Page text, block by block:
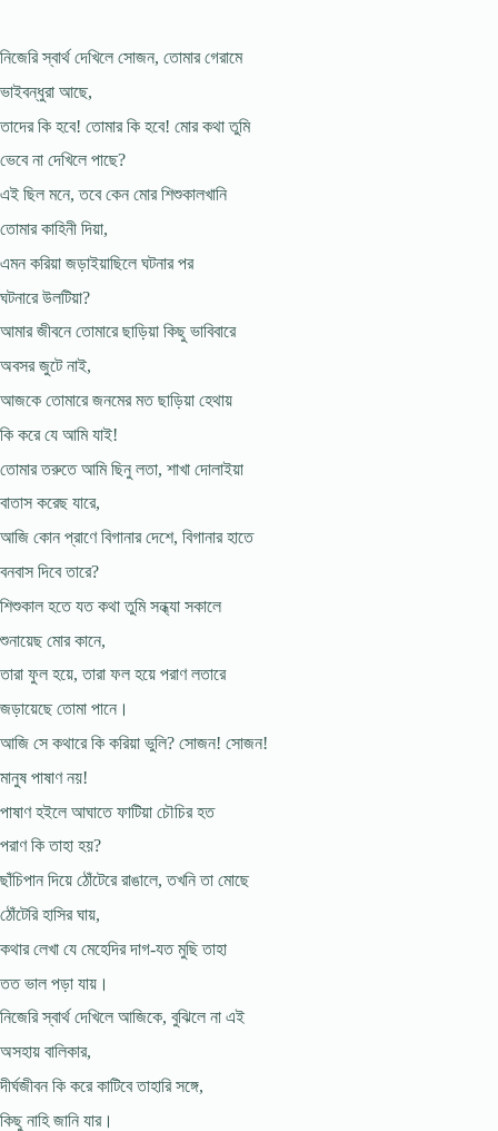
নিজেরি স্বার্থ দেখিলে সোজন, তোমার গেরামে
ভাইবন্ধুরা আছে,
তাদের কি হবে! তোমার কি হবে! মোর কথা তুমি
ভেবে না দেখিলে পাছে?
এই ছিল মনে, তবে কেন মোর শিশুকালখানি
তোমার কাহিনী দিয়া,
এমন করিয়া জড়াইয়াছিলে ঘটনার পর
ঘটনারে উলটিয়া?
আমার জীবনে তোমারে ছাড়িয়া কিছু ভাবিবারে
অবসর জুটে নাই,
আজকে তোমারে জনমের মত ছাড়িয়া হেথায়
কি করে যে আমি যাই!
তোমার তরুতে আমি ছিনু লতা, শাখা দোলাইয়া
বাতাস করেছ যারে,
আজি কোন প্রাণে বিগানার দেশে, বিগানার হাতে
বনবাস দিবে তারে?
শিশুকাল হতে যত কথা তুমি সন্ধ্যা সকালে
শুনায়েছ মোর কানে,
তারা ফুল হয়ে, তারা ফল হয়ে পরাণ লতারে
জড়ায়েছে তোমা পানে।
আজি সে কথারে কি করিয়া ভুলি? সোজন! সোজন!
মানুষ পাষাণ নয়!
পাষাণ হইলে আঘাতে ফাটিয়া চৌচির হত
পরাণ কি তাহা হয়?
ছাঁচিপান দিয়ে ঠোঁটেরে রাঙালে, তখনি তা মোছে
ঠোঁটেরি হাসির ঘায়,
কথার লেখা যে মেহেদির দাগ-যত মুছি তাহা
তত ভাল পড়া যায়।
নিজেরি স্বার্থ দেখিলে আজিকে, বুঝিলে না এই
অসহায় বালিকার,
দীর্ঘজীবন কি করে কাটিবে তাহারি সঙ্গে,
কিছু নাহি জানি যার।